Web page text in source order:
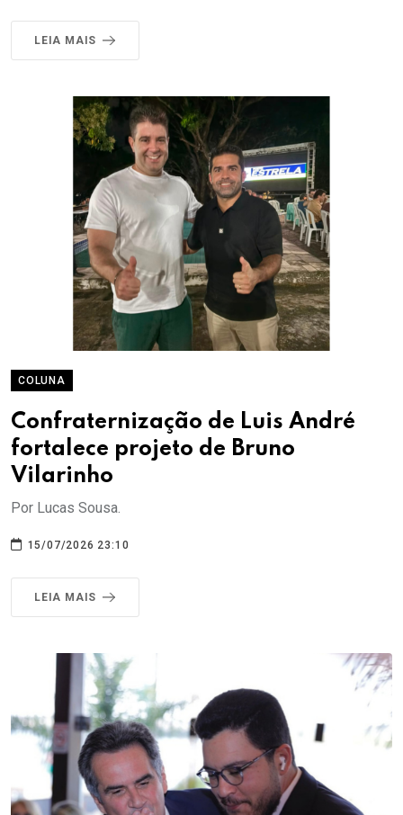
LEIA MAIS
COLUNA
Confraternização de Luis André
fortalece projeto de Bruno
Vilarinho
Por Lucas Sousa.
15/07/2026 23:10
LEIA MAIS